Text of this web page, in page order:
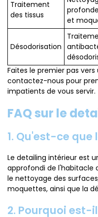
Traitement
des tissus
et
Désodorisation
Faites le premier pas
contactez-nous pour
impatients de vous servir.
FAQ sur le
1. Qu'est-ce
Le detailing intérieur est
approfondi de l'habitacle
le nettoyage des
moquettes, ainsi que la
2. Pourquoi est-